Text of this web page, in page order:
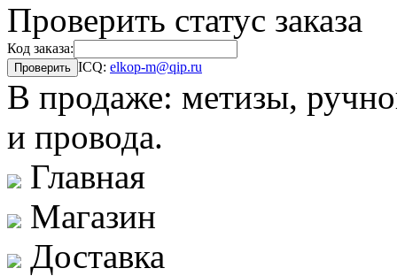
Проверить статус заказа
Код заказа:
ICQ: elkop-m@qip.ru
В продаже: метизы,
и провода.
Главная
Магазин
Доставка